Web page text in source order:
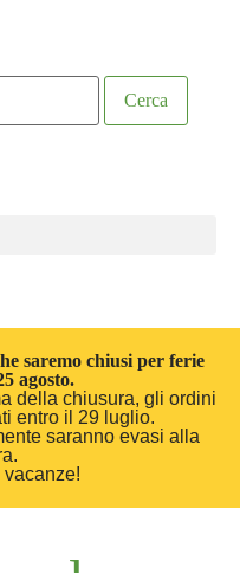
saremo chiusi per ferie
agosto.
della chiusura, gli ordini
entro il 29 luglio.
saranno evasi alla